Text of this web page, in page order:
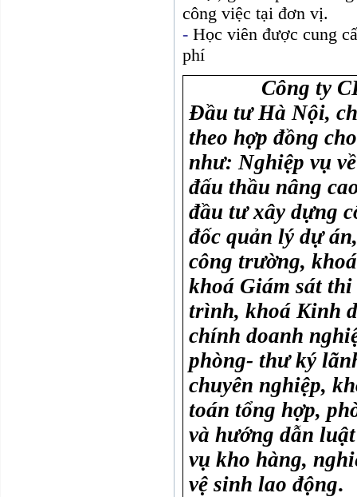
công việc tại đơn vị.
- Học viên được cung
phí
Công ty
Đầu tư Hà Nội,
theo hợp đồng
như: Nghiệp vụ
đấu thầu nâng
đầu tư xây dựng
đốc quản lý dự
công trường,
khoá Giám sát
trình, khoá Kinh
chính doanh
phòng- thư ký
chuyên nghiệp,
toán tổng hợp,
và hướng dẫn
vụ kho hàng,
vệ sinh lao động.